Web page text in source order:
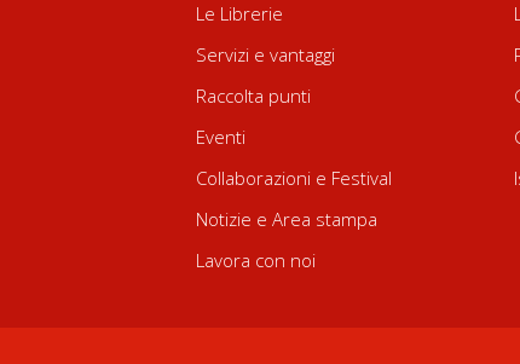
Le Librerie
Servizi e vantaggi
Raccolta punti
Eventi
Collaborazioni e Festival
Notizie e Area stampa
Lavora con noi